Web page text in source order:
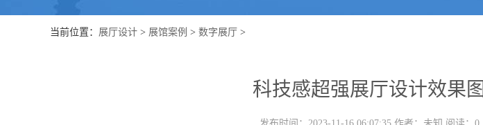
当前位置： 展厅设计 > 展馆案例 > 数字展厅 >
科技感超强展厅设计效果图